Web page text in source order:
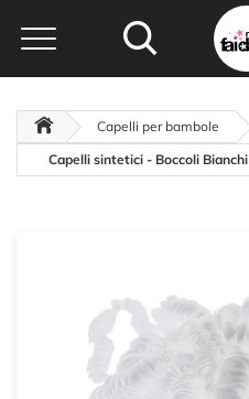
Capelli per bambole
Capelli sintetici - Boccoli Bianchi